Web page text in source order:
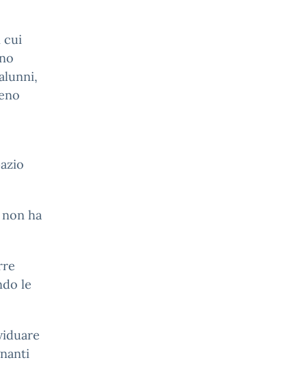
cui
ha
le